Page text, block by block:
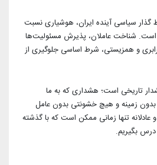
گذار سیاسی آینده ایران، هوشیاری نسبت
شناخت عاملان، پذیرش مسئولیت‌ها
و همزیستی، شرط اساسی جلوگیری از
تاریخی است؛ هشداری که به ما
زمینه و هیچ خشونتی بدون عامل
تنها زمانی ممکن است که با گذشته
درس بگیریم.